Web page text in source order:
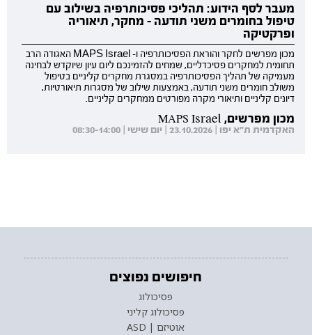
מעבר לסף הידוע: תהליכי פסיכותרפיה בשילוב עם
טיפול בחומרים משני תודעה - מחקר, תיאוריה
ופרקטיקה
מכון מפרשים לחקר והוראת הפסיכותרפיה ו- MAPS Israel האגודה הרב
תחומית למחקרים פסיכדליים, שמחים להזמינכם ליום עיון שיוקדש לבחינה
מעמיקה של תהליך הפסיכותרפיה במסגרת מחקרים קליניים בטיפול
משולב חומרים משני תודעה, באמצעות שילוב של מסגרות תיאורטיות,
דיונים קליניים ותיאורי מקרה מפורטים ממחקרים קליניים.
מכון מפרשים, MAPS Israel
האקדמית ת"א יפו | 23.10.2026 | יום שישי | 08:30-14:00
חיפושים נפוצים
פסיכולוג
פסיכולוג קליני
אוטיזם | ASD